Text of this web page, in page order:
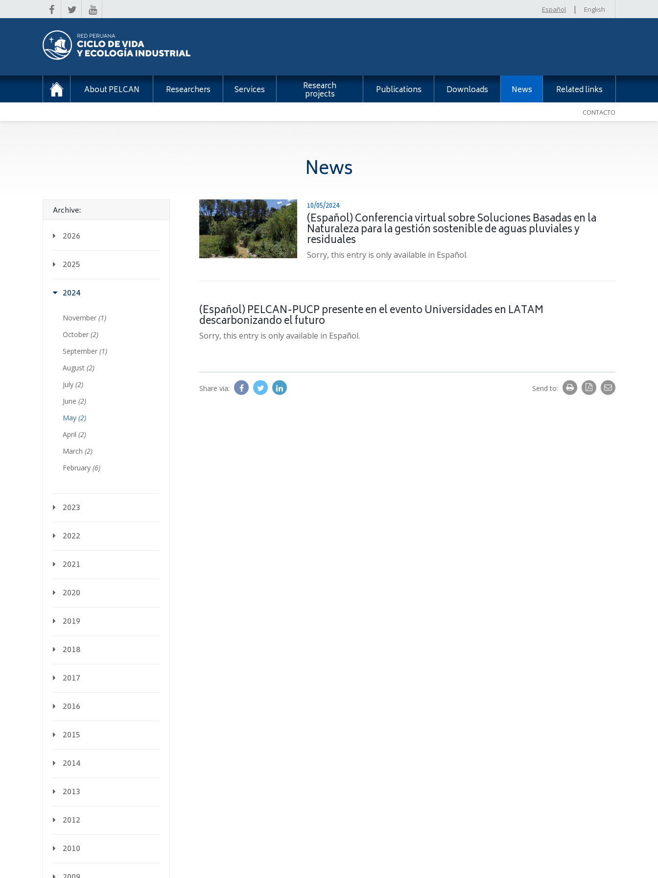
Español | English
About PELCAN Researchers Services Research
projects Publications Downloads News Related links
CONTACTO
News
Archive:
2026
2025
2024
November (1)
October (2)
September (1)
August (2)
July (2)
June (2)
May (2)
April (2)
March (2)
February (6)
2023
2022
2021
2020
2019
2018
2017
2016
2015
2014
2013
2012
2010
10/05/2024
(Español) Conferencia virtual sobre Soluciones Basadas en la
Naturaleza para la gestión sostenible de aguas pluviales y
residuales
Sorry, this entry is only available in Español.
(Español) PELCAN-PUCP presente en el evento Universidades en LATAM
descarbonizando el futuro
Sorry, this entry is only available in Español.
Share via: Send to: